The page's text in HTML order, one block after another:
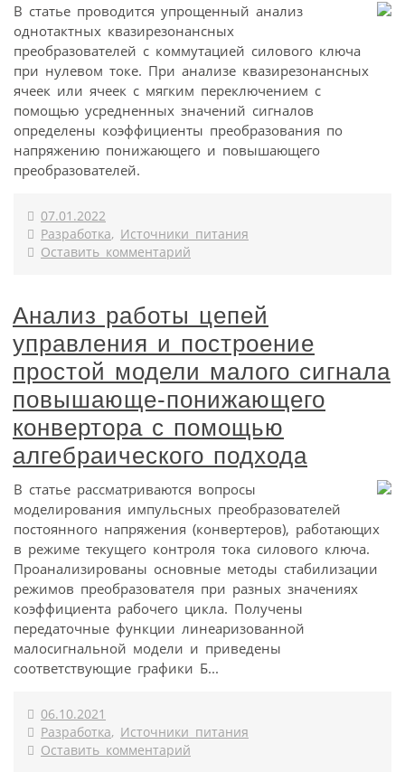
В статье проводится упрощенный анализ
однотактных квазирезонансных
преобразователей с коммутацией силового ключа
при нулевом токе. При анализе квазирезонансных
ячеек или ячеек с мягким переключением с
помощью усредненных значений сигналов
определены коэффициенты преобразования по
напряжению понижающего и повышающего
преобразователей.
07.01.2022
Разработка, Источники питания
Оставить комментарий
Анализ работы цепей
управления и построение
простой модели малого сигнала
повышающе-понижающего
конвертора с помощью
алгебраического подхода
В статье рассматриваются вопросы
моделирования импульсных преобразователей
постоянного напряжения (конвертеров), работающих
в режиме текущего контроля тока силового ключа.
Проанализированы основные методы стабилизации
режимов преобразователя при разных значениях
коэффициента рабочего цикла. Получены
передаточные функции линеаризованной
малосигнальной модели и приведены
соответствующие графики Б...
06.10.2021
Разработка, Источники питания
Оставить комментарий